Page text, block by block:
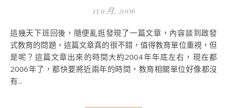
15 9 月, 2006
這幾天下班回後，隨便亂逛發現了一篇文章，內容談到啟發
式教育的問題，這篇文章真的很不錯，值得教育單位重視，但
是呢？這篇文章出來的時間大約2004年年底左右，現在都
2006年了，都快要將近兩年的時間，教育相關單位好像都沒
有...